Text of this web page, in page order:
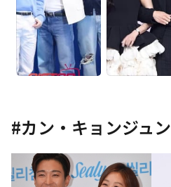
#カン・キョンジュン